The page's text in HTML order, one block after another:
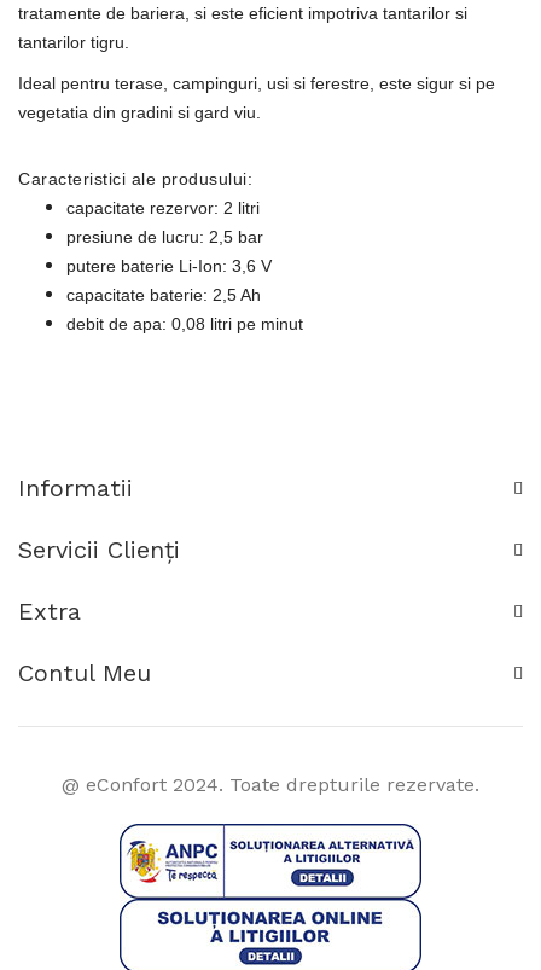
tratamente de bariera, si este eficient impotriva tantarilor si
tantarilor tigru.
Ideal pentru terase, campinguri, usi si ferestre, este sigur si pe
vegetatia din gradini si gard viu.
Caracteristici ale produsului:
capacitate rezervor: 2 litri
presiune de lucru: 2,5 bar
putere baterie Li-Ion: 3,6 V
capacitate baterie: 2,5 Ah
debit de apa: 0,08 litri pe minut
Informatii
Servicii Clienţi
Extra
Contul Meu
@ eConfort 2024. Toate drepturile rezervate.